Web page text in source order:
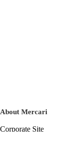
About Mercari
Corporate Site